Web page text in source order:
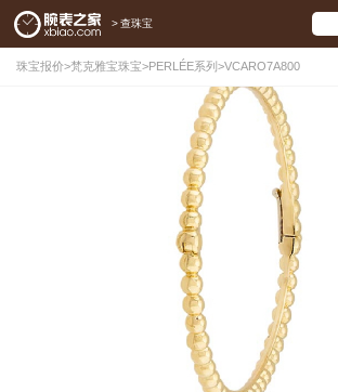
> 查珠宝
珠宝报价>梵克雅宝珠宝>PERLÉE系列 >VCARO7A800